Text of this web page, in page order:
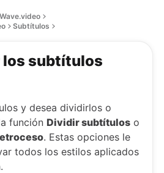
Subtítulos
los subtítulos
y desea dividirlos o
función Dividir subtítulos o
. Estas opciones le
todos los estilos aplicados